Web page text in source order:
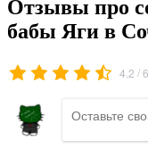
Отзывы про
бабы Яги в
4.2 /6